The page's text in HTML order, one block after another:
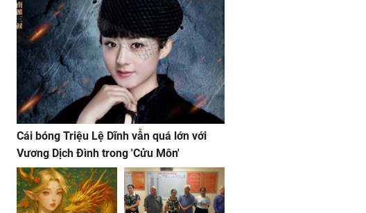
Cái bóng Triệu Lệ Dĩnh vẫn quá lớn với
Vương Dịch Đình trong 'Cửu Môn'